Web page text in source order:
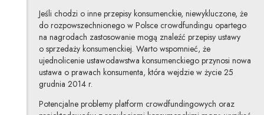
Jeśli chodzi o inne przepisy konsumenckie, niewykluczone, że
do rozpowszechnionego w Polsce crowdfundingu opartego
na nagrodach zastosowanie mogą znaleźć przepisy ustawy
o sprzedaży konsumenckiej. Warto wspomnieć, że
ujednolicenie ustawodawstwa konsumenckiego przynosi nowa
ustawa o prawach konsumenta, która wejdzie w życie 25
grudnia 2014 r.
Potencjalne problemy platform crowdfundingowych oraz